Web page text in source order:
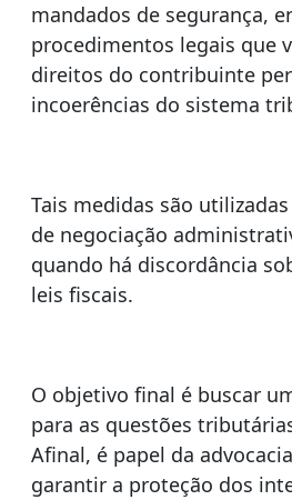
mandados de segurança,
procedimentos legais que
direitos do contribuinte
incoerências do sistema
Tais medidas são
de negociação
quando há discordância
leis fiscais.
O objetivo final é buscar
para as questões
Afinal, é papel da
garantir a proteção dos